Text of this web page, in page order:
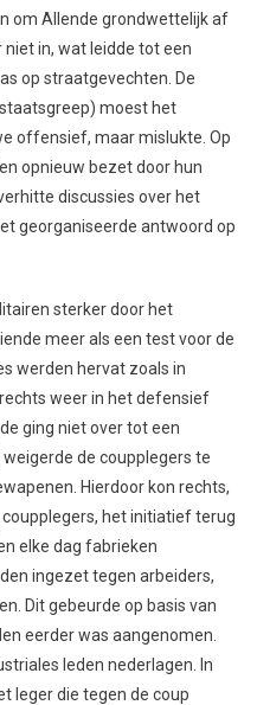
om Allende grondwettelijk af
in, wat leidde tot een
op straatgevechten. De
moest het
offensief, maar mislukte. Op
opnieuw bezet door hun
discussies over het
georganiseerde antwoord op
sterker door het
meer als een test voor de
werden hervat zoals in
weer in het defensief
ging niet over tot een
de coupplegers te
Hierdoor kon rechts,
het initiatief terug
elke dag fabrieken
ingezet tegen arbeiders,
Dit gebeurde op basis van
eerder was aangenomen.
leden nederlagen. In
leger die tegen de coup